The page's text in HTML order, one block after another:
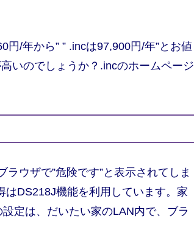
円/年から” ” .incは97,900円/年”とお値
いのでしょうか？.incのホームページ
ウザで”危険です”と表示されてしま
はDS218J機能を利用しています。家
定は、だいたい家のLAN内で、ブラ